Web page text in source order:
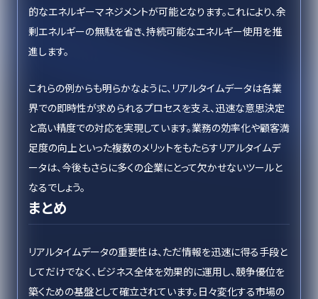
的なエネルギーマネジメントが可能となります。これにより、余
剰エネルギーの無駄を省き、持続可能なエネルギー使用を推
進します。
これらの例からも明らかなように、リアルタイムデータは各業
界での即時性が求められるプロセスを支え、迅速な意思決定
と高い精度での対応を実現しています。業務の効率化や顧客満
足度の向上といった複数のメリットをもたらすリアルタイムデ
ータは、今後もさらに多くの企業にとって欠かせないツールと
なるでしょう。
まとめ
リアルタイムデータの重要性は、ただ情報を迅速に得る手段と
してだけでなく、ビジネス全体を効果的に運用し、競争優位を
築くための基盤として確立されています。日々変化する市場の